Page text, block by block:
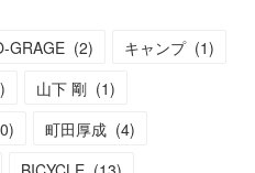
GRAGE (2) キャンプ (1)
) 山下 剛 (1)
) 町田厚成 (4)